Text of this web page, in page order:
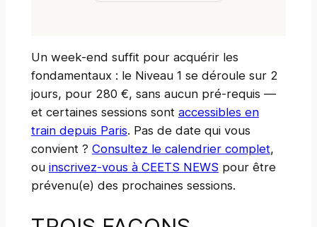
Un week-end suffit pour acquérir les
fondamentaux : le Niveau 1 se déroule sur 2
jours, pour 280 €, sans aucun pré-requis —
et certaines sessions sont accessibles en
train depuis Paris. Pas de date qui vous
convient ? Consultez le calendrier complet,
ou inscrivez-vous à CEETS NEWS pour être
prévenu(e) des prochaines sessions.